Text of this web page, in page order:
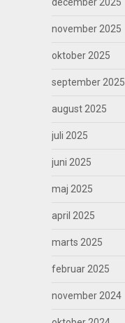
december 2025
november 2025
oktober 2025
september 2025
august 2025
juli 2025
juni 2025
maj 2025
april 2025
marts 2025
februar 2025
november 2024